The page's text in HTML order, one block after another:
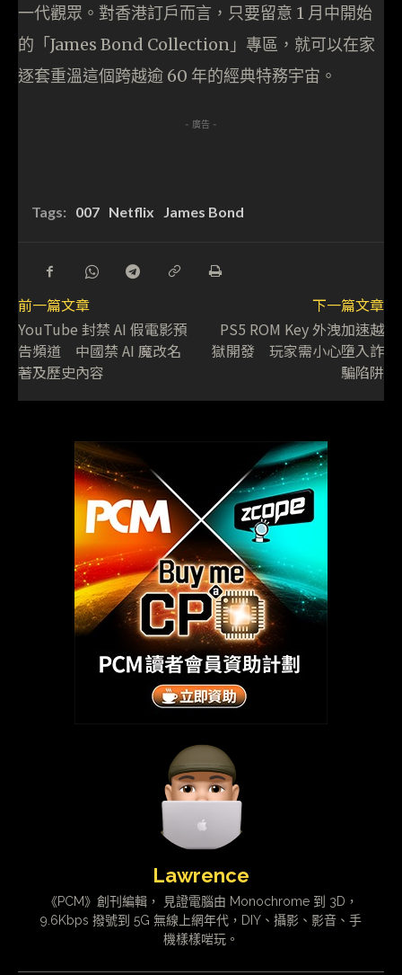
一代觀眾。對香港訂戶而言，只要留意 1 月中開始
的「James Bond Collection」專區，就可以在家
逐套重溫這個跨越逾 60 年的經典特務宇宙。
- 廣告 -
Tags: 007 Netflix James Bond
前一篇文章
YouTube 封禁 AI 假電影預
告頻道 中國禁 AI 魔改名
著及歷史內容
下一篇文章
PS5 ROM Key 外洩加速越
獄開發 玩家需小心墮入詐
騙陷阱
Lawrence
《PCM》創刊編輯， 見證電腦由 Monochrome 到 3D，
9.6Kbps 撥號到 5G 無線上網年代，DIY、攝影、影音、手
機樣樣啱玩。